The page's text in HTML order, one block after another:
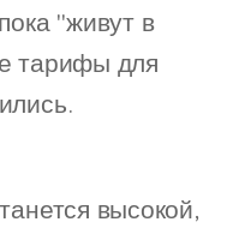
"живут в
тарифы для
высокой,